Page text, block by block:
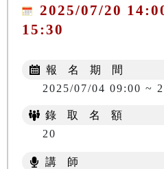
2025/07/20
15:30
報 名 期 間
2025/07/04 09:00 ~
錄 取 名 額
20
講 師